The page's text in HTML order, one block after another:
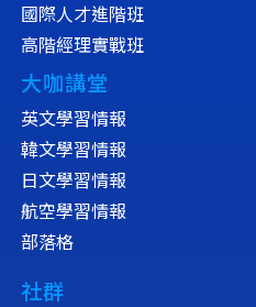
國際人才進階班
高階經理實戰班
大咖講堂
英文學習情報
韓文學習情報
日文學習情報
航空學習情報
部落格
社群